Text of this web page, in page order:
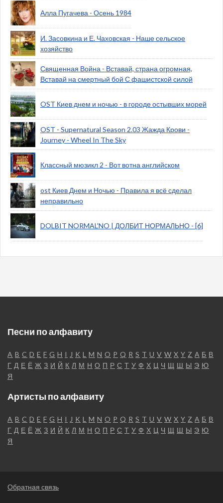
Алла Пугачева - Осень 1984
И. Засовкина и Е. Чаховская - Наше сельское
хозяйство
Священная Война - Вставай, страна огромная,
Вставай на смертный бой С фашистской силой
OST Киев днем и ночью - в городе остывших морей
OST - Supernatural Season 2.03 Жажда Крови -
Journey - Wheel In The Sky
Классный мюзикл 2 - Вот вотна английском
ost Киев Днем и Ночью - Правила я всё сделал
неправильно
DOLBIT NORMAL'NO | ДОЛБИТ НОРМАЛЬНО - [6]
Песни по алфавиту
A B C D E F G H I J K L M N O P Q R S T U V W X Y Z А Б В
Г Д Е Ё Ж З И Й К Л М Н О П Р С Т У Ф Х Ц Ч Щ Ш Ы Э Ю
Я
Артисты по алфавиту
A B C D E F G H I J K L M N O P Q R S T U V W X Y Z А Б В
Г Д Е Ё Ж З И Й К Л М Н О П Р С Т У Ф Х Ц Ч Щ Ш Ы Э Ю
Я
Обратная связь